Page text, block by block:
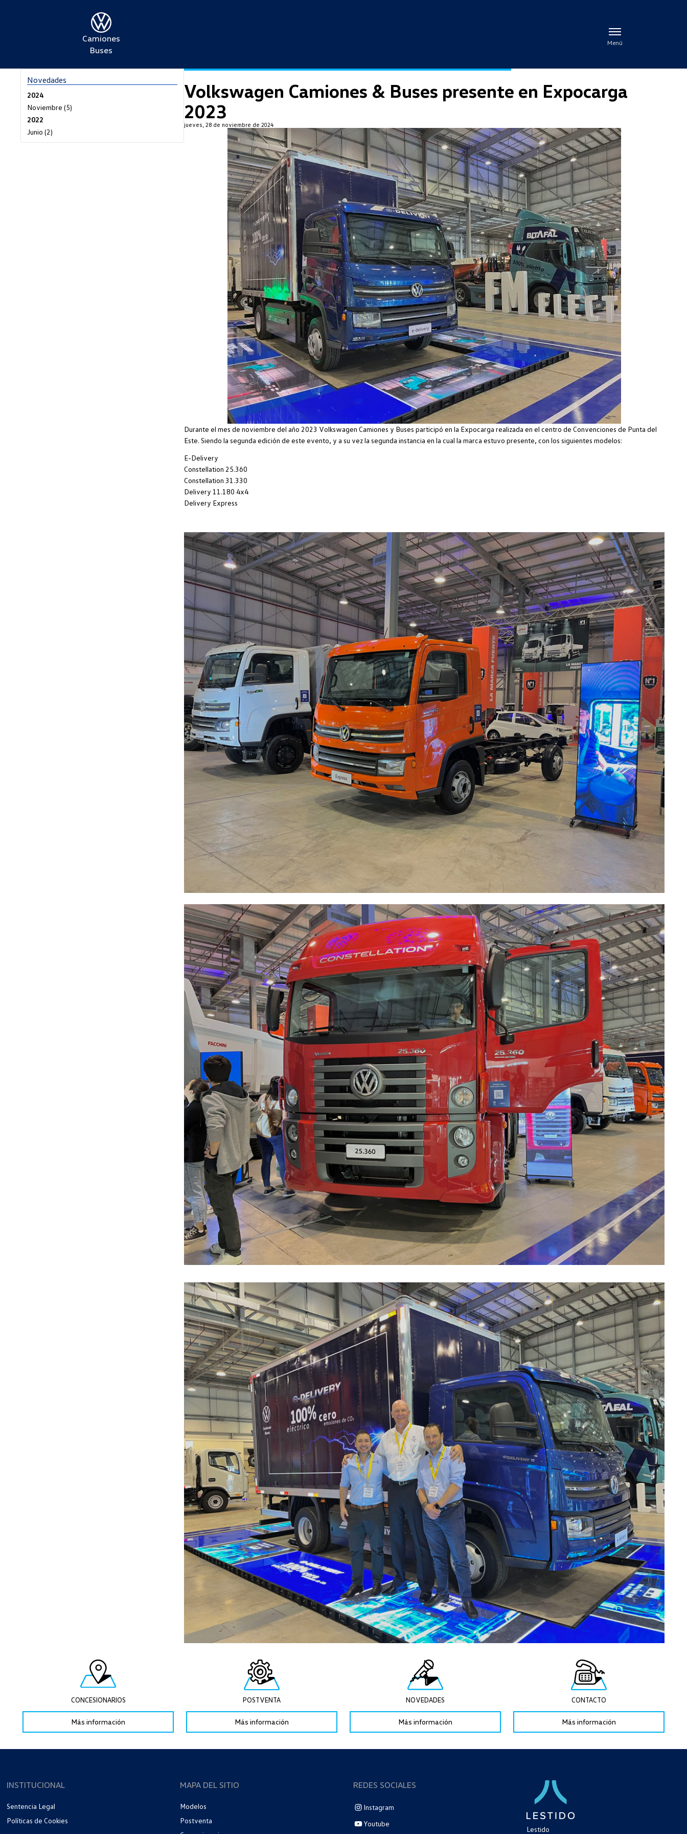
Menú
Camiones
Buses
Volkswagen Camiones & Buses presente en Expocarga
2023
jueves, 28 de noviembre de 2024
Durante el mes de noviembre del año 2023 Volkswagen Camiones y Buses participó en la Expocarga realizada en el centro de Convenciones de Punta del
Este. Siendo la segunda edición de este evento, y a su vez la segunda instancia en la cual la marca estuvo presente, con los siguientes modelos:
E-Delivery
Constellation 25.360
Constellation 31.330
Delivery 11.180 4x4
Delivery Express
Novedades
2024
Noviembre (5)
2022
Junio (2)
CONCESIONARIOS
Más información
POSTVENTA
Más información
NOVEDADES
Más información
CONTACTO
Más información
INSTITUCIONAL
Sentencia Legal
Políticas de Cookies
MAPA DEL SITIO
Modelos
Postventa
REDES SOCIALES
Instagram
Youtube
Lestido